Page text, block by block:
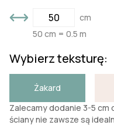
cm
50 cm = 0.5 m
Wybierz teksturę:
Żakard
Zalecamy dodanie 3-5 cm
ściany nie zawsze są